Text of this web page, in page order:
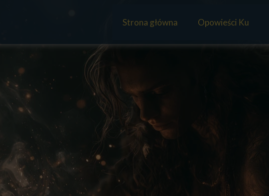
Strona główna Opowieści Ku